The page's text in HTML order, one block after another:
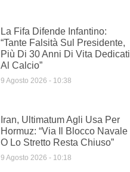
La Fifa Difende Infantino:
“Tante Falsità Sul Presidente,
Più Di 30 Anni Di Vita Dedicati
Al Calcio”
9 Agosto 2026 10:38
Iran, Ultimatum Agli Usa Per
Hormuz: “Via Il Blocco Navale
O Lo Stretto Resta Chiuso”
9 Agosto 2026 10:18